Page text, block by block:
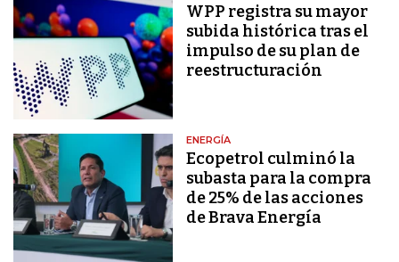
WPP registra su mayor
subida histórica tras el
impulso de su plan de
reestructuración
ENERGÍA
Ecopetrol culminó la
subasta para la compra
de 25% de las acciones
de Brava Energía